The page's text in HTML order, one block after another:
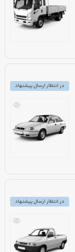
در انتظار ارسال پیشنهاد
در انتظار ارسال پیشنهاد